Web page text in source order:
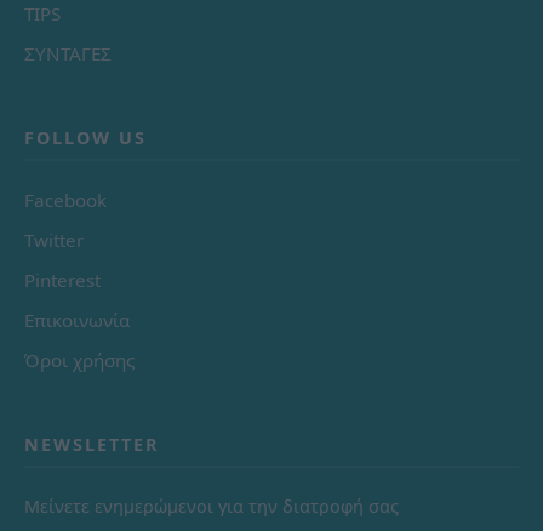
TIPS
ΣΥΝΤΑΓΕΣ
FOLLOW US
Facebook
Twitter
Pinterest
Επικοινωνία
Όροι χρήσης
NEWSLETTER
Μείνετε ενημερώμενοι για την διατροφή σας